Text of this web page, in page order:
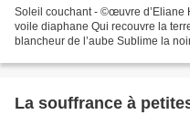
Soleil couchant - ©œuvre d’Eliane
voile diaphane Qui recouvre la
blancheur de l’aube Sublime la
La souffrance à